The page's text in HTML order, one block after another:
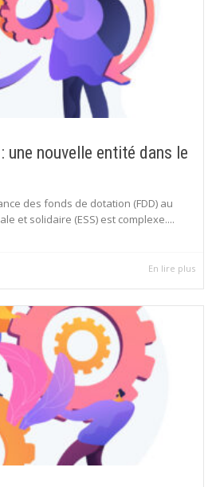
une nouvelle entité dans le
des fonds de dotation (FDD) au
et solidaire (ESS) est complexe....
En lire plus